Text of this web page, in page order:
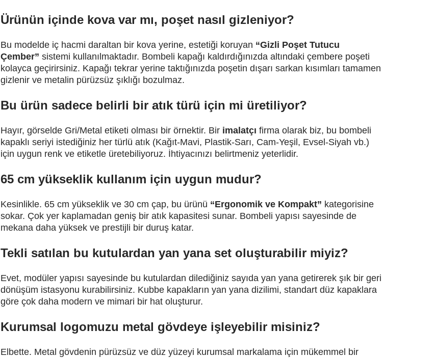
Ürünün içinde kova var mı, poşet nasıl gizleniyor?
Bu modelde iç hacmi daraltan bir kova yerine, estetiği koruyan “Gizli Poşet Tutucu
Çember” sistemi kullanılmaktadır. Bombeli kapağı kaldırdığınızda altındaki çembere poşeti
kolayca geçirirsiniz. Kapağı tekrar yerine taktığınızda poşetin dışarı sarkan kısımları tamamen
gizlenir ve metalin pürüzsüz şıklığı bozulmaz.
Bu ürün sadece belirli bir atık türü için mi üretiliyor?
Hayır, görselde Gri/Metal etiketi olması bir örnektir. Bir imalatçı firma olarak biz, bu bombeli
kapaklı seriyi istediğiniz her türlü atık (Kağıt-Mavi, Plastik-Sarı, Cam-Yeşil, Evsel-Siyah vb.)
için uygun renk ve etiketle üretebiliyoruz. İhtiyacınızı belirtmeniz yeterlidir.
65 cm yükseklik kullanım için uygun mudur?
Kesinlikle. 65 cm yükseklik ve 30 cm çap, bu ürünü “Ergonomik ve Kompakt” kategorisine
sokar. Çok yer kaplamadan geniş bir atık kapasitesi sunar. Bombeli yapısı sayesinde de
mekana daha yüksek ve prestijli bir duruş katar.
Tekli satılan bu kutulardan yan yana set oluşturabilir miyiz?
Evet, modüler yapısı sayesinde bu kutulardan dilediğiniz sayıda yan yana getirerek şık bir geri
dönüşüm istasyonu kurabilirsiniz. Kubbe kapakların yan yana dizilimi, standart düz kapaklara
göre çok daha modern ve mimari bir hat oluşturur.
Kurumsal logomuzu metal gövdeye işleyebilir misiniz?
Elbette. Metal gövdenin pürüzsüz ve düz yüzeyi kurumsal markalama için mükemmel bir